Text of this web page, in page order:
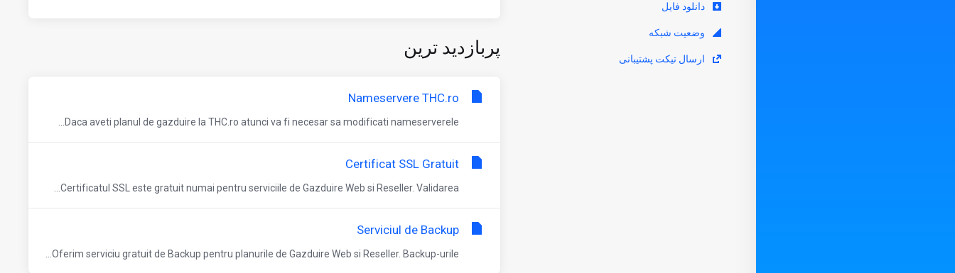
دانلود فایل
وضعیت شبکه
ارسال تیکت پشتیبانی
پربازدید ترین
Nameservere THC.ro
Daca aveti planul de gazduire la THC.ro atunci va fi necesar sa modificati nameserverele...
Certificat SSL Gratuit
Certificatul SSL este gratuit numai pentru serviciile de Gazduire Web si Reseller. Validarea...
Serviciul de Backup
Oferim serviciu gratuit de Backup pentru planurile de Gazduire Web si Reseller. Backup-urile...